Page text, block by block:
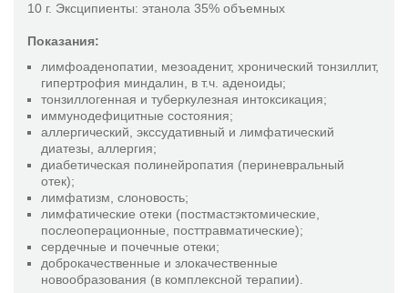
Игнация-Гомаккорд
Катализаторы цикла лимонной кислоты
Климакт-Хеель
Кор суис композитум Н
Коэнзим композитум
Кралонин
Лептандра композитум
Лимфомиозот Н
Метро-Аднекс-Инъель
Момордика композитум
Мукоза композитум
10 г. Эксципиенты: этанола 35% объемных
Показания:
лимфоаденопатии, мезоаденит, хронический тонзиллит,
гипертрофия миндалин, в т.ч. аденоиды;
тонзиллогенная и туберкулезная интоксикация;
иммунодефицитные состояния;
аллергический, экссудативный и лимфатический
диатезы, аллергия;
диабетическая полинейропатия (периневральный
отек);
лимфатизм, слоновость;
лимфатические отеки (постмастэктомические,
послеоперационные, посттравматические);
сердечные и почечные отеки;
доброкачественные и злокачественные
новообразования (в комплексной терапии).